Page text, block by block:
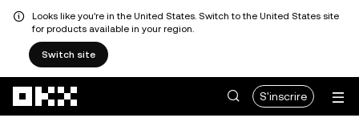
Looks like you're in the United States. Switch to the United States site
for products available in your region.
Switch site
S'inscrire